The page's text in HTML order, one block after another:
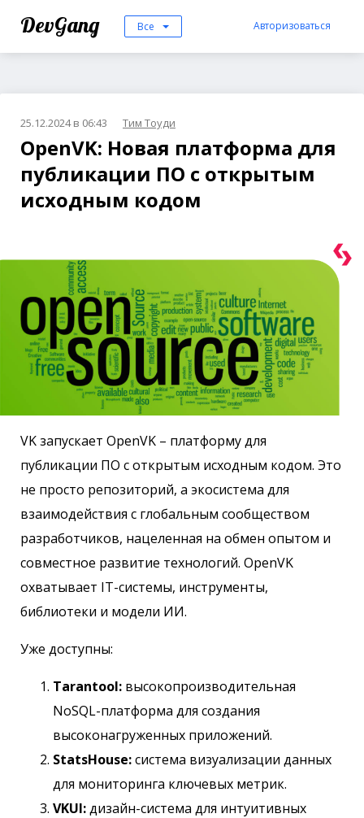
DevGang Все Авторизоваться
25.12.2024 в 06:43 Тим Тоуди
OpenVK: Новая платформа для
публикации ПО с открытым
исходным кодом
VK запускает OpenVK – платформу для
публикации ПО с открытым исходным кодом. Это
не просто репозиторий, а экосистема для
взаимодействия с глобальным сообществом
разработчиков, нацеленная на обмен опытом и
совместное развитие технологий. OpenVK
охватывает IT-системы, инструменты,
библиотеки и модели ИИ.
Уже доступны:
Tarantool: высокопроизводительная
NoSQL-платформа для создания
высоконагруженных приложений.
StatsHouse:система визуализации данных
для мониторинга ключевых метрик.
VKUI:дизайн-система для интуитивных